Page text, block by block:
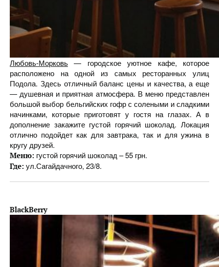
Любовь-Морковь — городское уютное кафе, которое
расположено на одной из самых ресторанных улиц
Подола. Здесь отличный баланс цены и качества, а еще
— душевная и приятная атмосфера. В меню представлен
большой выбор бельгийских гофр с солеными и сладкими
начинками, которые приготовят у гостя на глазах. А в
дополнение закажите густой горячий шоколад. Локация
отлично подойдет как для завтрака, так и для ужина в
кругу друзей.
Меню: густой горячий шоколад – 55 грн.
Где: ул.Сагайдачного, 23/8.
BlackBerry